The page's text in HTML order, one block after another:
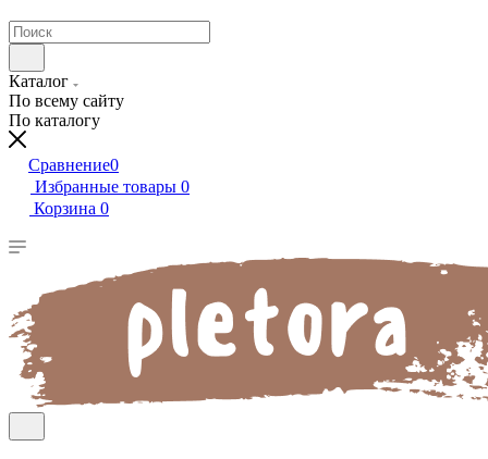
Каталог
По всему сайту
По каталогу
Сравнение0
Избранные товары 0
Корзина 0